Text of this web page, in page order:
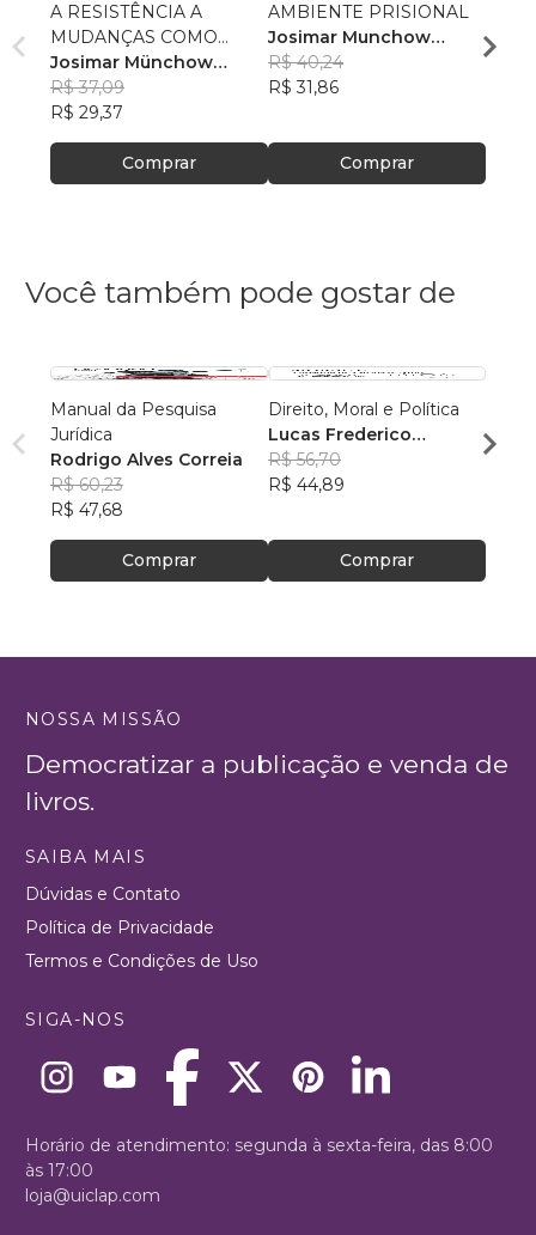
A RESISTÊNCIA A
MUDANÇAS COMO
FATOR RESTRITIVO AO
DESENVOLVIMENTO
ORGANIZACIONAL
Josimar Münchow
Martins
R$ 37,09
R$ 29,37
Comprar
AMBIENTE PRISIONAL
Josimar Munchow
Martins
R$ 40,24
R$ 31,86
Comprar
R$
Você também pode gostar de
Manual da Pesquisa
Jurídica
Rodrigo Alves Correia
R$ 60,23
R$ 47,68
Comprar
Direito, Moral e Política
Lucas Frederico
Rodrigues Seemund
R$ 56,70
R$ 44,89
Comprar
NOSSA MISSÃO
Democratizar a publicação e venda de
livros.
SAIBA MAIS
Dúvidas e Contato
Política de Privacidade
Termos e Condições de Uso
SIGA-NOS
Horário de atendimento: segunda à sexta-feira, das 8:00
às 17:00
loja@uiclap.com